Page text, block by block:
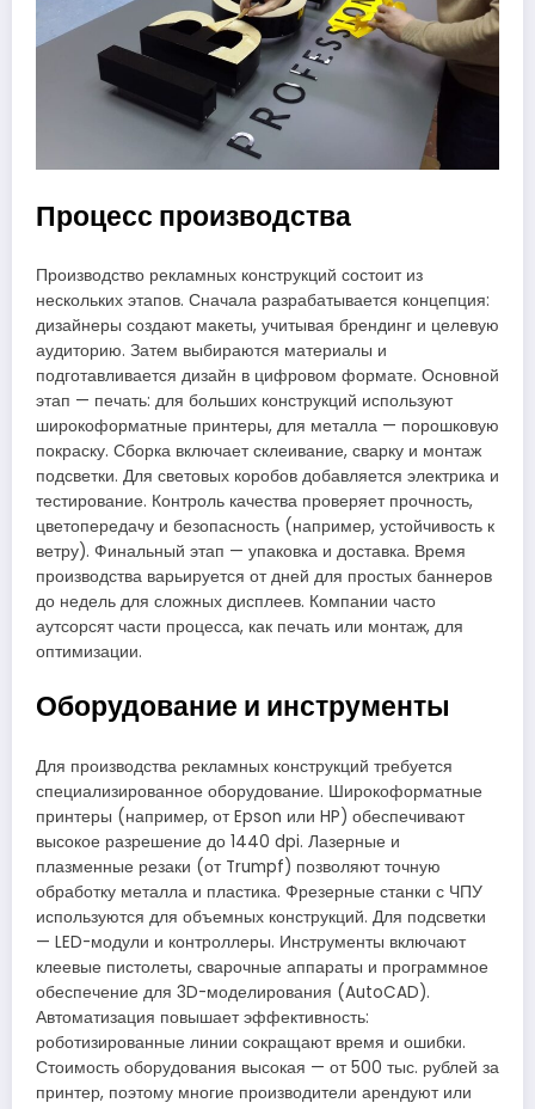
Процесс производства
Производство рекламных конструкций состоит из
нескольких этапов. Сначала разрабатывается концепция:
дизайнеры создают макеты, учитывая брендинг и целевую
аудиторию. Затем выбираются материалы и
подготавливается дизайн в цифровом формате. Основной
этап — печать: для больших конструкций используют
широкоформатные принтеры, для металла — порошковую
покраску. Сборка включает склеивание, сварку и монтаж
подсветки. Для световых коробов добавляется электрика и
тестирование. Контроль качества проверяет прочность,
цветопередачу и безопасность (например, устойчивость к
ветру). Финальный этап — упаковка и доставка. Время
производства варьируется от дней для простых баннеров
до недель для сложных дисплеев. Компании часто
аутсорсят части процесса, как печать или монтаж, для
оптимизации.
Оборудование и инструменты
Для производства рекламных конструкций требуется
специализированное оборудование. Широкоформатные
принтеры (например, от Epson или HP) обеспечивают
высокое разрешение до 1440 dpi. Лазерные и
плазменные резаки (от Trumpf) позволяют точную
обработку металла и пластика. Фрезерные станки с ЧПУ
используются для объемных конструкций. Для подсветки
— LED-модули и контроллеры. Инструменты включают
клеевые пистолеты, сварочные аппараты и программное
обеспечение для 3D-моделирования (AutoCAD).
Автоматизация повышает эффективность:
роботизированные линии сокращают время и ошибки.
Стоимость оборудования высокая — от 500 тыс. рублей за
принтер, поэтому многие производители арендуют или